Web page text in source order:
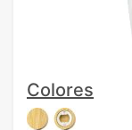
Colores